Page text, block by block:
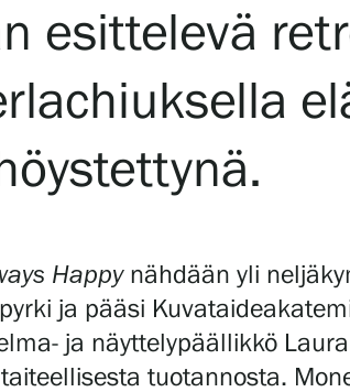
esittelevä
Happynähdään yli
ja pääsi
ja näyttelypäällikkö
tuotannosta.